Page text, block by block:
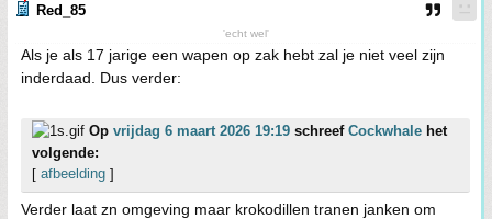
Red_85
'echt wel'
Als je als 17 jarige een wapen op zak hebt zal je niet veel zijn
inderdaad. Dus verder:
Op vrijdag 6 maart 2026 19:19 schreef Cockwhale het
volgende:
[ afbeelding ]
Verder laat zn omgeving maar krokodillen tranen janken om